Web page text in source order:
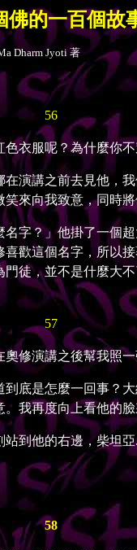
佛的一百個故
Dharm Jyoti 著
56
服呢？為什麼你不
講之前去見他，
來向我致意，同時
？」他掛了一個
歡這個名字，所以
徒，並不是什麼大
57
演講之後幫我照
是怎麼一回事？
我再度向上看他的
他的右邊，柴坦
58